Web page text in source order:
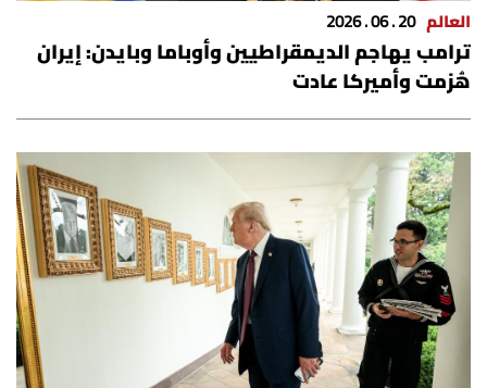
العالم 20 . 06 . 2026
ترامب يهاجم الديمقراطيين وأوباما وبايدن: إيران
هُزمت وأميركا عادت